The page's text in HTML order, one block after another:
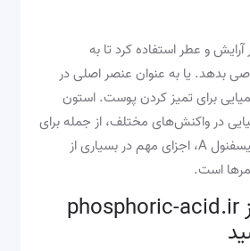
و عطر استفاده کرد تا به
بدهد. یا به عنوان عنصر اصلی در
برای تمیز کردن پوست. استون
در واکنش‌های مختلف، از جمله برای
سنتز متیل متاکریلات و بیسفنول A، اجزای مهم در بسیاری از
است.
آنچه می توانید از phosphoric-acid.ir